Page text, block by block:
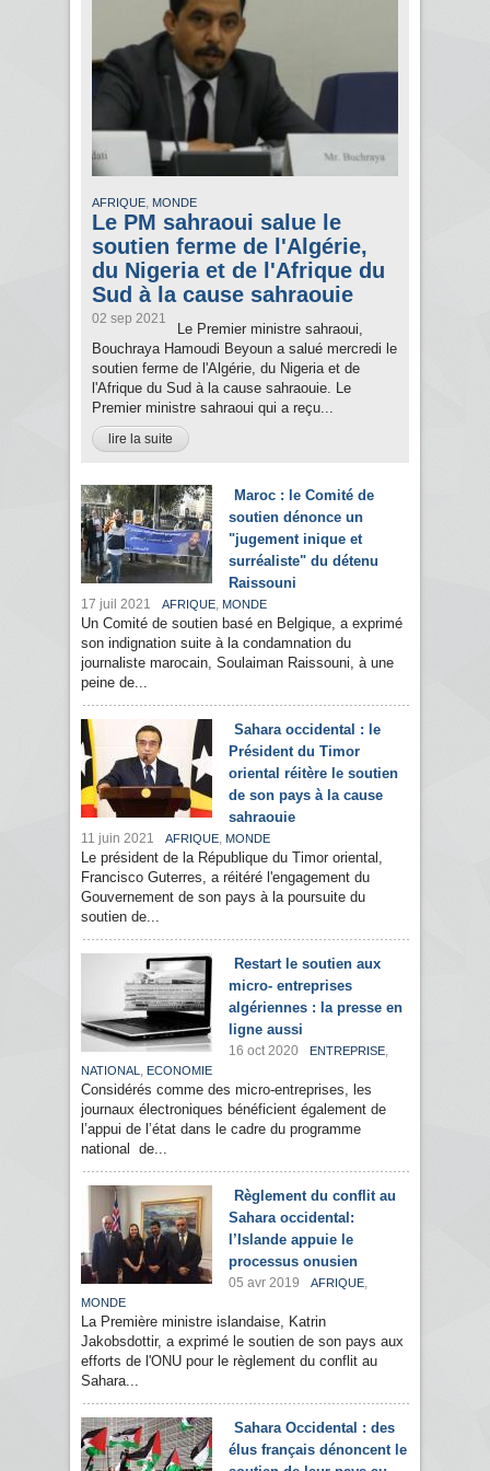
AFRIQUE, MONDE
Le PM sahraoui salue le
soutien ferme de l'Algérie,
du Nigeria et de l'Afrique du
Sud à la cause sahraouie
02 sep 2021
Le Premier ministre sahraoui,
Bouchraya Hamoudi Beyoun a salué mercredi le
soutien ferme de l'Algérie, du Nigeria et de
l'Afrique du Sud à la cause sahraouie. Le
Premier ministre sahraoui qui a reçu...
lire la suite
Maroc : le Comité de
soutien dénonce un
"jugement inique et
surréaliste" du détenu
Raissouni
17 juil 2021 AFRIQUE, MONDE
Un Comité de soutien basé en Belgique, a exprimé
son indignation suite à la condamnation du
journaliste marocain, Soulaiman Raissouni, à une
peine de...
Sahara occidental : le
Président du Timor
oriental réitère le soutien
de son pays à la cause
sahraouie
11 juin 2021 AFRIQUE, MONDE
Le président de la République du Timor oriental,
Francisco Guterres, a réitéré l'engagement du
Gouvernement de son pays à la poursuite du
soutien de...
Restart le soutien aux
micro- entreprises
algériennes : la presse en
ligne aussi
16 oct 2020 ENTREPRISE,
NATIONAL , ECONOMIE
Considérés comme des micro-entreprises, les
journaux électroniques bénéficient également de
l’appui de l’état dans le cadre du programme
national de...
Règlement du conflit au
Sahara occidental:
l’Islande appuie le
processus onusien
05 avr 2019 AFRIQUE,
MONDE
La Première ministre islandaise, Katrin
Jakobsdottir, a exprimé le soutien de son pays aux
efforts de l'ONU pour le règlement du conflit au
Sahara...
Sahara Occidental : des
élus français dénoncent le